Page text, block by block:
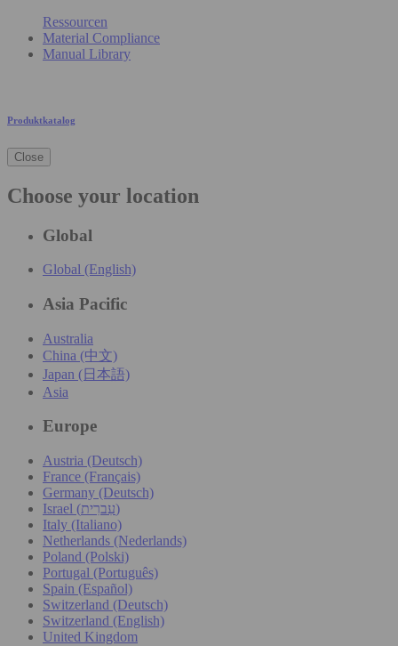
Ressourcen
Material Compliance
Manual Library
Produktkatalog
Close
Choose your location
Global
Global (English)
Asia Pacific
Australia
China (中文)
Japan (日本語)
Asia
Europe
Austria (Deutsch)
France (Français)
Germany (Deutsch)
Israel (עִברִית)
Italy (Italiano)
Netherlands (Nederlands)
Poland (Polski)
Portugal (Português)
Spain (Español)
Switzerland (Deutsch)
Switzerland (English)
United Kingdom